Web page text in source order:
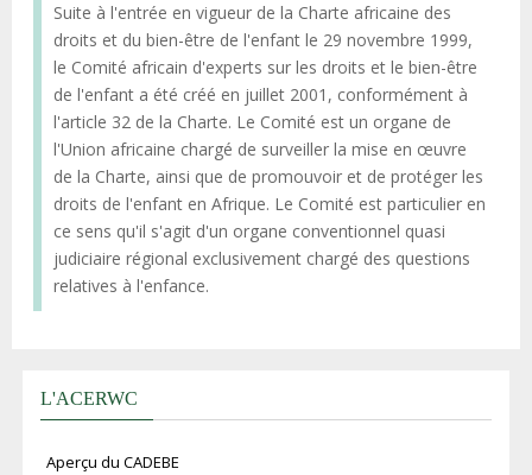
Suite à l'entrée en vigueur de la Charte africaine des
droits et du bien-être de l'enfant le 29 novembre 1999,
le Comité africain d'experts sur les droits et le bien-être
de l'enfant a été créé en juillet 2001, conformément à
l'article 32 de la Charte. Le Comité est un organe de
l'Union africaine chargé de surveiller la mise en œuvre
de la Charte, ainsi que de promouvoir et de protéger les
droits de l'enfant en Afrique. Le Comité est particulier en
ce sens qu'il s'agit d'un organe conventionnel quasi
judiciaire régional exclusivement chargé des questions
relatives à l'enfance.
L'ACERWC
Aperçu du CADEBE